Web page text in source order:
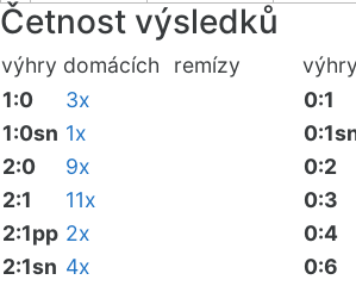
Četnost výsledků
výhry domácích remízy
1:0
3x
1:0sn 1x
2:0
9x
2:1
11x
2:1pp 2x
2:1sn 4x
0:1
0:2
0:3
0:4
0:6